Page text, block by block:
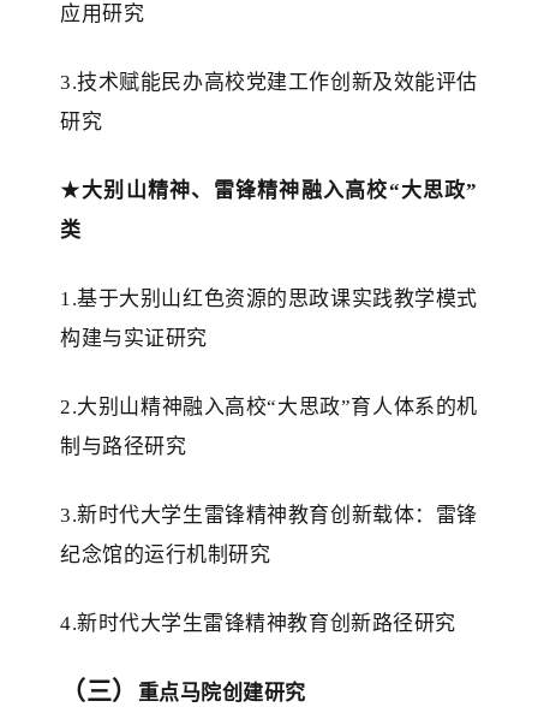
应用研究
3.技术赋能民办高校党建工作创新及效能评估
研究
★大别山精神、雷锋精神融入高校“大思政”
类
1.基于大别山红色资源的思政课实践教学模式
构建与实证研究
2.大别山精神融入高校“大思政”育人体系的机
制与路径研究
3.新时代大学生雷锋精神教育创新载体：雷锋
纪念馆的运行机制研究
4.新时代大学生雷锋精神教育创新路径研究
（三） 重点马院创建研究